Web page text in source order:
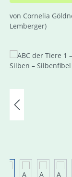
von Cornelia
Lemberger)
Bildergalerie